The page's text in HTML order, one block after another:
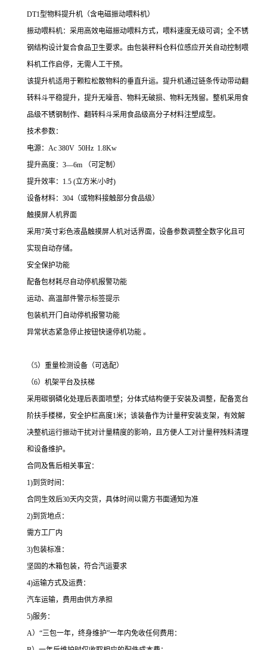
DT1型物料提升机（含电磁振动喂料机）
振动喂料机：采用高效电磁振动喂料方式，喂料速度无级可调；全不锈
钢结构设计复合食品卫生要求。由包装秤料仓料位感应开关自动控制喂
料机工作启停，无需人工干预。
该提升机适用于颗粒松散物料的垂直升运。提升机通过链条传动带动翻
转料斗平稳提升， 提升无噪音、物料无破损、物料无残留。 整机采用食
品级不锈钢制作、翻转料斗采用食品级高分子材料注塑成型。
技术参数：
电源： Ac 380V 50Hz 1.8Kw
提升高度： 3—6m
（可定制）
提升效率：1.5 (立方米/小时)
设备材料： 304 （或物料接触部分食品级）
触摸屏人机界面
采用7英寸彩色液晶触摸屏人机对话界面，设备参数调整全数字化且可
实现自动存储。
安全保护功能
配备包材耗尽自动停机报警功能
运动、高温部件警示标签提示
包装机开门自动停机报警功能
异常状态紧急停止按钮快速停机功能 。
（5）重量检测设备（可选配）
（6）机架平台及扶梯
采用碳钢磷化处理后表面喷塑；分体式结构便于安装及调整，配备宽台
阶扶手楼梯，安全护栏高度1米；该装备作为计量秤安装支架，有效解
决整机运行振动干扰对计量精度的影响，且方便人工对计量秤残料清理
和设备维护。
合同及售后相关事宜：
1)到货时间：
合同生效后30天内交货，具体时间以需方书面通知为准
2)到货地点：
需方工厂内
3)包装标准：
坚固的木箱包装，符合汽运要求
4)运输方式及运费：
汽车运输，费用由供方承担
5)服务：
A）“三包一年，终身维护”一年内免收任何费用：